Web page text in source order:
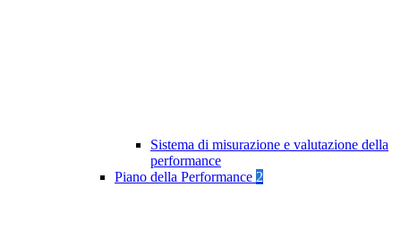
Sistema di misurazione e valutazione della
performance
Piano della Performance 2